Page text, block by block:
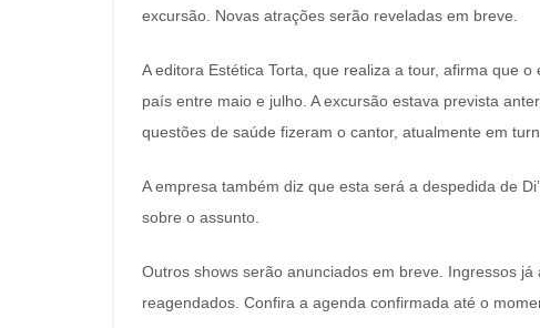
excursão. Novas atrações serão reveladas em breve.
A editora Estética Torta, que realiza a tour, afirma que
país entre maio e julho. A excursão estava prevista
questões de saúde fizeram o cantor, atualmente em
A empresa também diz que esta será a despedida de
sobre o assunto.
Outros shows serão anunciados em breve. Ingressos
reagendados. Confira a agenda confirmada até o